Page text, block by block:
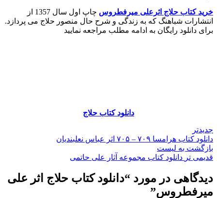
خرید کتاب حلاج اثرعلی میرفطروس
چاپ اول سال 1357 از
انتشارات شباهنگ که به زندگی و شرح حال منصور حلاج می پردازد.
برای دانلود رایگان به ادامه مطلب مراجعه نمایید
دانلود کتاب حلاج
جدیدتر
دانلود کتاب هرامسا ۷۰۹ – ۷۰۵ اثر عباس نعلبندیان
بازگشت به لیست
قدیمی تر دانلود کتاب مجموعه آثار علی حاتمی
دیدگاهی در مورد “دانلود کتاب حلاج اثر علی
میرفطروس”